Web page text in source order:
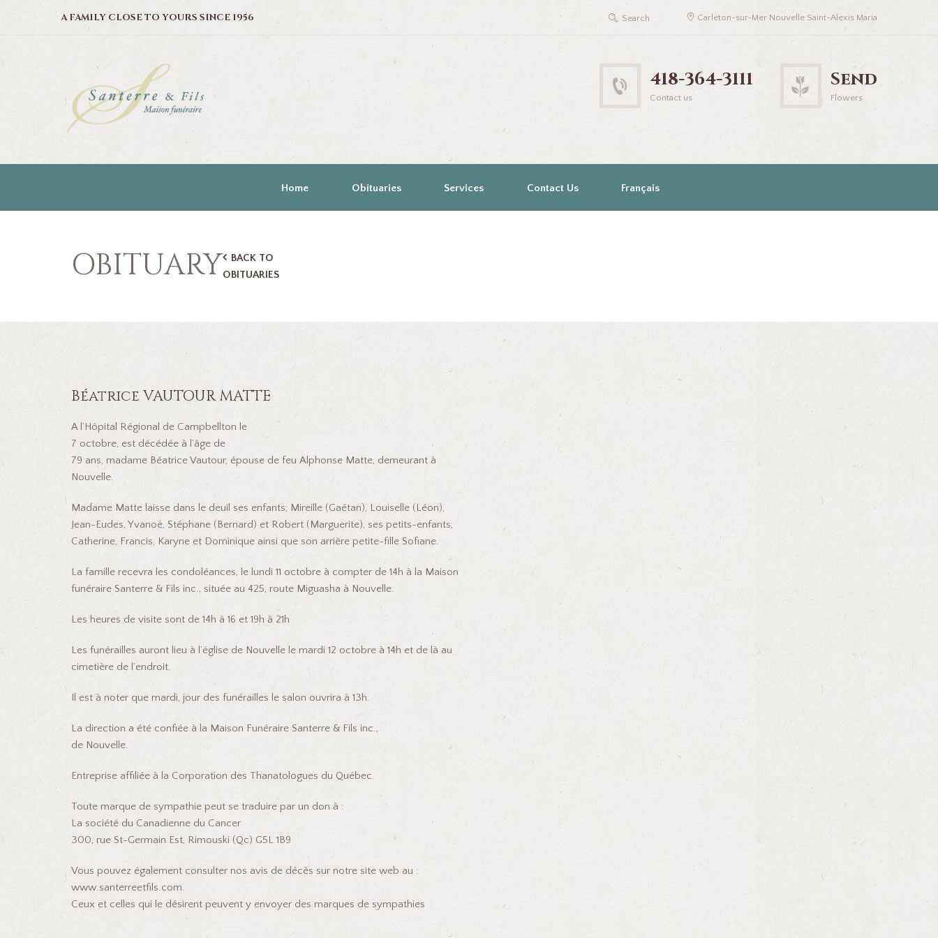
A FAMILY CLOSE TO YOURS SINCE 1956 Carleton-sur-Mer Nouvelle Saint-Alexis Maria
418-364-3111
Contact us
Send
Flowers
Home Obituaries Services Contact Us Français
OBITUARY
BACK TO
OBITUARIES
Béatrice VAUTOUR MATTE
A l’Hôpital Régional de Campbellton le
7 octobre, est décédée à l’âge de
79 ans, madame Béatrice Vautour, épouse de feu Alphonse Matte, demeurant à
Nouvelle.
Madame Matte laisse dans le deuil ses enfants; Mireille (Gaétan), Louiselle (Léon),
Jean-Eudes, Yvanoë, Stéphane (Bernard) et Robert (Marguerite), ses petits-enfants;
Catherine, Francis, Karyne et Dominique ainsi que son arrière petite-fille Sofiane.
La famille recevra les condoléances, le lundi 11 octobre à compter de 14h à la Maison
funéraire Santerre & Fils inc., située au 425, route Miguasha à Nouvelle.
Les heures de visite sont de 14h à 16 et 19h à 21h
Les funérailles auront lieu à l’église de Nouvelle le mardi 12 octobre à 14h et de là au
cimetière de l’endroit.
Il est à noter que mardi, jour des funérailles le salon ouvrira à 13h.
La direction a été confiée à la Maison Funéraire Santerre & Fils inc.,
de Nouvelle.
Entreprise affiliée à la Corporation des Thanatologues du Québec.
Toute marque de sympathie peut se traduire par un don à :
La société du Canadienne du Cancer
300, rue St-Germain Est, Rimouski (Qc) G5L 1B9
Vous pouvez également consulter nos avis de décès sur notre site web au :
www.santerreetfils.com.
Ceux et celles qui le désirent peuvent y envoyer des marques de sympathies